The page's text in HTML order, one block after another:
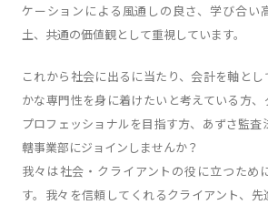
ケーションによる風通しの良さ、学び合い
土、共通の価値観として重視しています。
これから社会に出るに当たり、会計を軸と
かな専門性を身に着けたいと考えている方
プロフェッショナルを目指す方、あずさ監査
轄事業部にジョインしませんか？
我々は社会・クライアントの役に立つため
す。我々を信頼してくれるクライアント、